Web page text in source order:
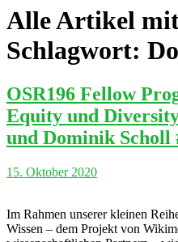
Alle Artikel
Schlagwort:
OSR196 Fellow
Equity und
und Dominik
15. Oktober 2020
Im Rahmen unserer kleinen
Wissen – dem Projekt von